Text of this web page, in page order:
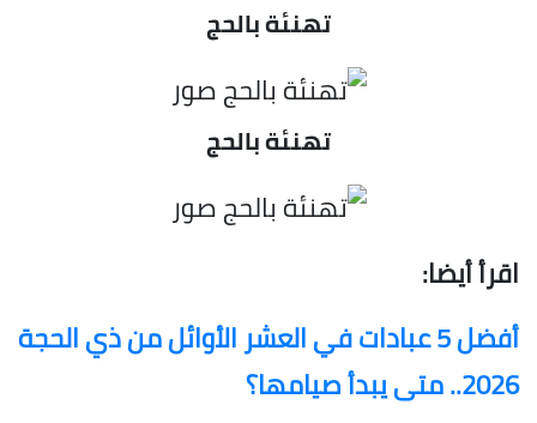
تهنئة بالحج
تهنئة بالحج
اقرأ أيضا:
أفضل 5 عبادات في العشر الأوائل من ذي الحجة
2026.. متى يبدأ صيامها؟